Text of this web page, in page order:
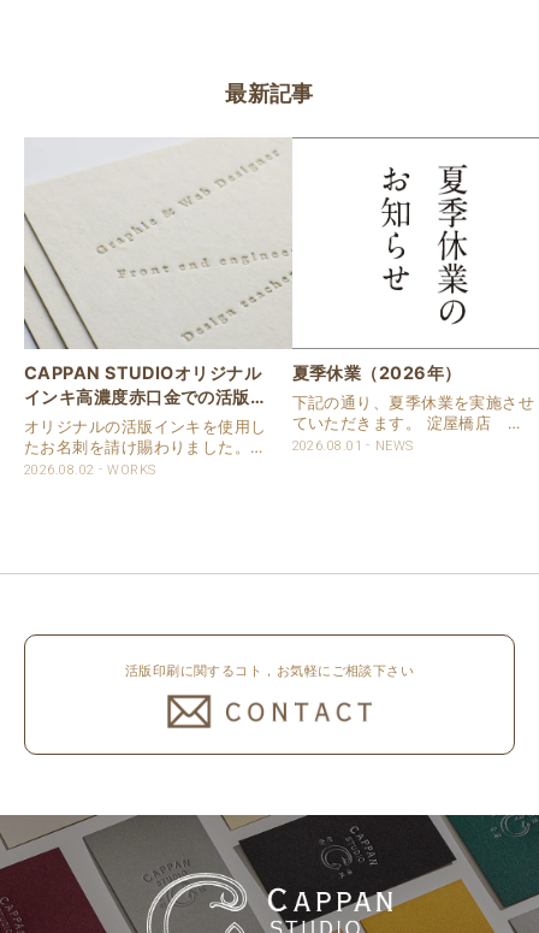
最新記事
CAPPAN STUDIOオリジナル
インキ高濃度赤口金での活版名
刺
オリジナルの活版インキを使用し
たお名刺を請け賜わりました。
用紙は新バフン紙Nのきぬを使用
2026.08.02 WORKS
夏季休業（2026年）
下記の通り、夏季休業を実施させ
ていただきます。 淀屋橋店 通
常営業いたします。 奈良店 8月
2026.08.01 NEWS
活版印刷に関するコト，お気軽にご相談下さい